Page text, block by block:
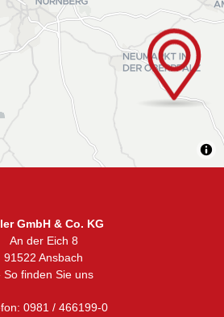
GmbH & Co. KG
An der Eich 8
91522 Ansbach
So finden Sie uns
0981 / 466199-0